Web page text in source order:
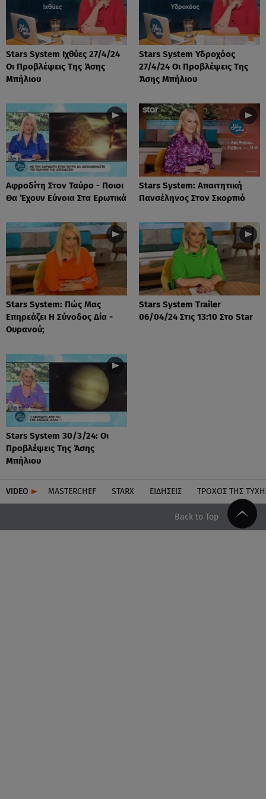
Stars System Ιχθύες 27/4/24
Οι Προβλέψεις Της Άσης
Μπήλιου
Stars System Υδροχόος
27/4/24 Οι Προβλέψεις Της
Άσης Μπήλιου
Αφροδίτη Στον Ταύρο - Ποιοι
Θα Έχουν Εύνοια Στα Ερωτικά
Stars System: Απαιτητική
Πανσέληνος Στον Σκορπιό
Stars System: Πώς Μας
Επηρεάζει Η Σύνοδος Δία -
Ουρανού;
Stars System Trailer
06/04/24 Στις 13:10 Στο Star
Stars System 30/3/24: Οι
Προβλέψεις Της Άσης
Μπήλιου
VIDEO MASTERCHEF STARX ΕΙΔΉΣΕΙΣ ΤΡΟΧΌΣ ΤΗΣ
Back to Top